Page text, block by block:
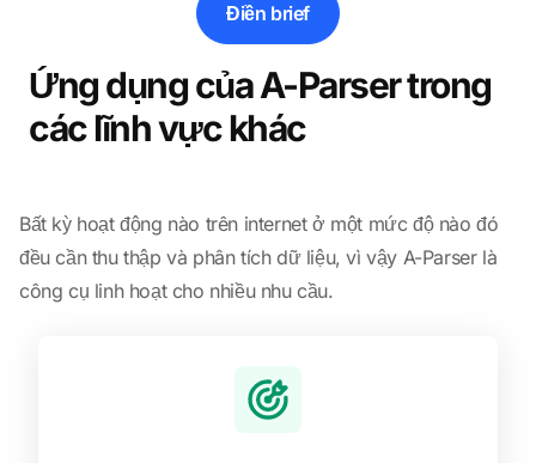
Điền brief
Ứng dụng của A-Parser trong
các lĩnh vực khác
Bất kỳ hoạt động nào trên internet ở một mức độ nào đó
đều cần thu thập và phân tích dữ liệu, vì vậy A-Parser là
công cụ linh hoạt cho nhiều nhu cầu.